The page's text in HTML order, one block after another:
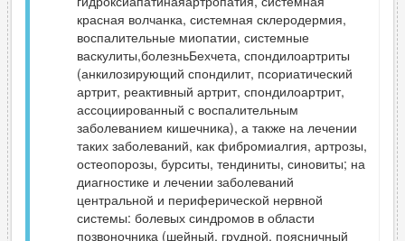
красная волчанка, системная склеродермия,
воспалительные миопатии, системные
васкулиты,болезньБехчета, спондилоартриты
(анкилозирующий спондилит, псориатический
артрит, реактивный артрит, спондилоартрит,
ассоциированный с воспалительным
заболеванием кишечника), а также на лечении
таких заболеваний, как фибромиалгия, артрозы,
остеопорозы, бурситы, тендиниты, синовиты; на
диагностике и лечении заболеваний
центральной и периферической нервной
системы: болевых синдромов в области
позвоночника (шейный, грудной, поясничный